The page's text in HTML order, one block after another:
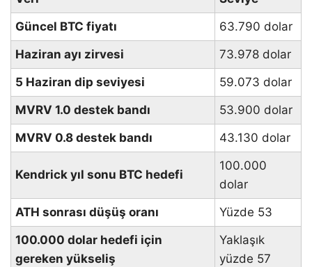
Güncel BTC fiyatı
63.790 dolar
Haziran ayı zirvesi
73.978 dolar
5 Haziran dip seviyesi
59.073 dolar
MVRV 1.0 destek bandı
53.900 dolar
MVRV 0.8 destek bandı
43.130 dolar
Kendrick yıl sonu BTC hedefi
100.000
dolar
ATH sonrası düşüş oranı
Yüzde 53
100.000 dolar hedefi için
gereken yükseliş
Yaklaşık
yüzde 57